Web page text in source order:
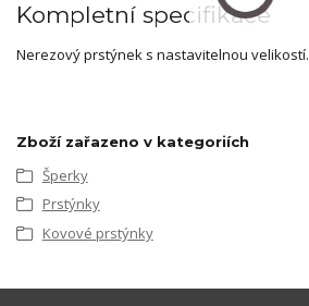
Kompletní specifikace
Nerezový prstýnek s nastavitelnou velikostí.
Zboží zařazeno v kategoriích
Šperky
Prstýnky
Kovové prstýnky